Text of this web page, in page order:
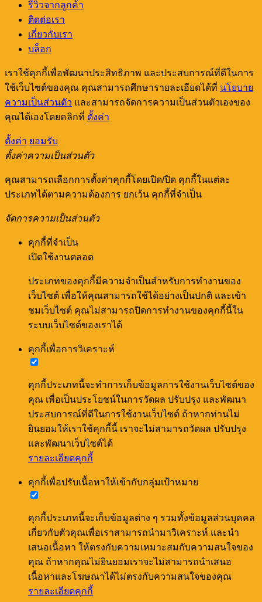
รีวิวจากลูกค้า
ติดต่อเรา
เกี่ยวกับเรา
บล็อก
เราใช้คุกกี้เพื่อพัฒนาประสิทธิภาพ และประสบการณ์ที่ดีในการ
ใช้เว็บไซต์ของคุณ คุณสามารถศึกษารายละเอียดได้ที่ นโยบาย
ความเป็นส่วนตัว และสามารถจัดการความเป็นส่วนตัวเองของ
คุณได้เองโดยคลิกที่ ตั้งค่า
ตั้งค่า ยอมรับ
ตั้งค่าความเป็นส่วนตัว
คุณสามารถเลือกการตั้งค่าคุกกี้โดยเปิด/ปิด คุกกี้ในแต่ละ
ประเภทได้ตามความต้องการ ยกเว้น คุกกี้ที่จำเป็น
จัดการความเป็นส่วนตัว
คุกกี้ที่จำเป็น
เปิดใช้งานตลอด
ประเภทของคุกกี้มีความจำเป็นสำหรับการทำงานของ
เว็บไซต์ เพื่อให้คุณสามารถใช้ได้อย่างเป็นปกติ และเข้า
ชมเว็บไซต์ คุณไม่สามารถปิดการทำงานของคุกกี้นี้ใน
ระบบเว็บไซต์ของเราได้
คุกกี้เพื่อการวิเคราะห์
คุกกี้ประเภทนี้จะทำการเก็บข้อมูลการใช้งานเว็บไซต์ของ
คุณ เพื่อเป็นประโยชน์ในการวัดผล ปรับปรุง และพัฒนา
ประสบการณ์ที่ดีในการใช้งานเว็บไซต์ ถ้าหากท่านไม่
ยินยอมให้เราใช้คุกกี้นี้ เราจะไม่สามารถวัดผล ปรับปรุง
และพัฒนาเว็บไซต์ได้
รายละเอียดคุกกี้
คุกกี้เพื่อปรับเนื้อหาให้เข้ากับกลุ่มเป้าหมาย
คุกกี้ประเภทนี้จะเก็บข้อมูลต่าง ๆ รวมทั้งข้อมูลส่วนบุคคล
เกี่ยวกับตัวคุณเพื่อเราสามารถนำมาวิเคราะห์ และนำ
เสนอเนื้อหา ให้ตรงกับความเหมาะสมกับความสนใจของ
คุณ ถ้าหากคุณไม่ยินยอมเราจะไม่สามารถนำเสนอ
เนื้อหาและโฆษณาได้ไม่ตรงกับความสนใจของคุณ
รายละเอียดคุกกี้